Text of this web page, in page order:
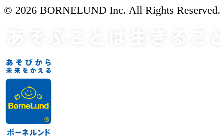
© 2026 BORNELUND Inc. All Rights Reserved.